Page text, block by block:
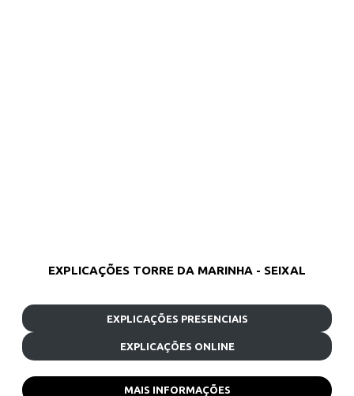
EXPLICAÇÕES TORRE DA MARINHA - SEIXAL
EXPLICAÇÕES PRESENCIAIS
EXPLICAÇÕES ONLINE
MAIS INFORMAÇÕES